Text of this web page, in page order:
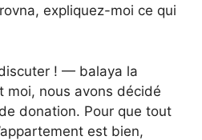
expliquez-moi ce qui
! — balaya la
nous avons décidé
donation. Pour que tout
est bien,